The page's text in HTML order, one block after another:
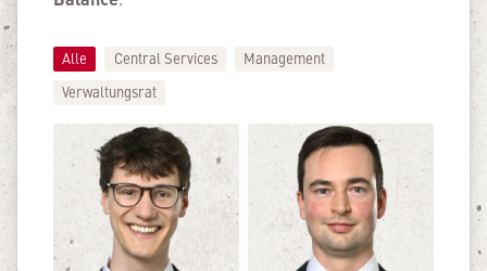
Alle Central Services
Management
Verwaltungsrat